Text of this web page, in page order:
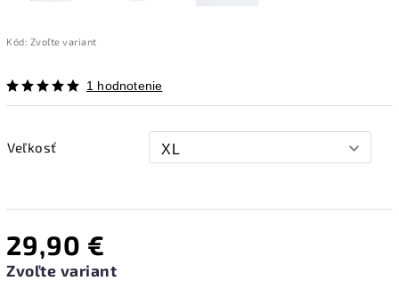
Kód: Zvoľte variant
1 hodnotenie
Veľkosť
29,90 €
Zvoľte variant